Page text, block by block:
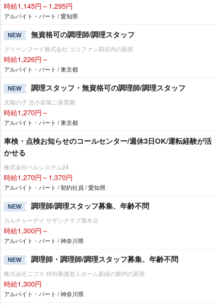
時給1,145円～1,295円
アルバイト・パート / 愛知県
NEW 無資格可の調理師/調理スタッフ
グリーンフード株式会社 ココファン四谷内の厨房
時給1,226円～
アルバイト・パート / 東京都
NEW 調理スタッフ・無資格可の調理師/調理スタッフ
太陽の子 北小岩第二保育園
時給1,270円～
アルバイト・パート / 東京都
車検・点検お知らせのコールセンター/週休3日OK/運転経験が活
かせる
株式会社ベルシステム24
時給1,270円～1,370円
アルバイト・パート / 契約社員 / 愛知県
NEW 調理師/調理スタッフ募集、年齢不問
カルチャーデイ サザンクラブ厚木北
時給1,300円～
アルバイト・パート / 神奈川県
NEW 調理師・調理師/調理スタッフ募集、年齢不問
株式会社ニフス 特別養護老人ホーム新緑の郷内の厨房
時給1,300円
アルバイト・パート / 神奈川県